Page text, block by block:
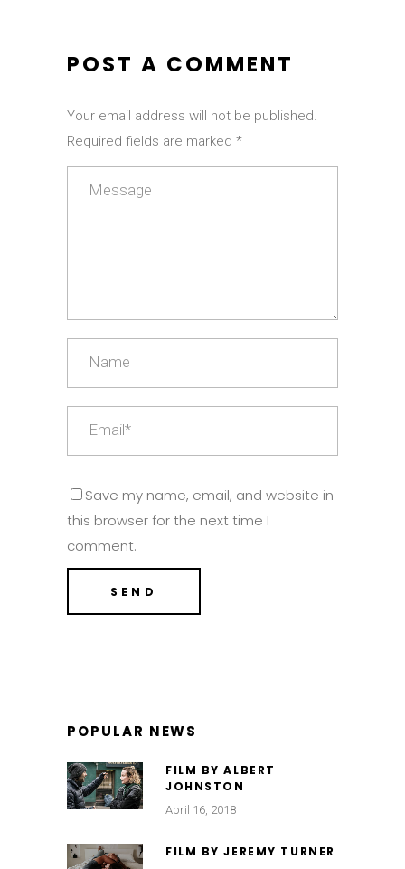
POST A COMMENT
Your email address will not be published.
Required fields are marked *
Save my name, email, and website in
this browser for the next time I
comment.
POPULAR NEWS
FILM BY ALBERT
JOHNSTON
April 16, 2018
FILM BY JEREMY TURNER